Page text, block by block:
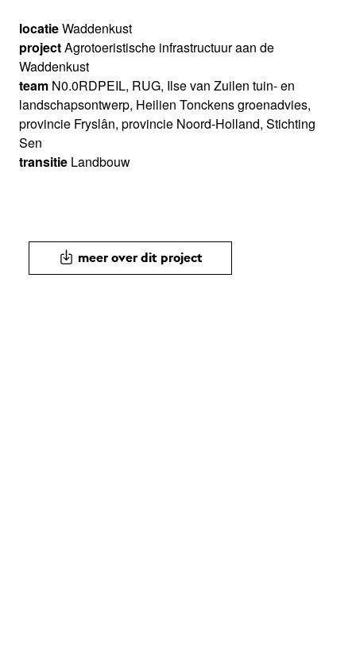
locatieWaddenkust
projectAgrotoeristische infrastructuur aan de
Waddenkust
team N0.0RDPEIL, RUG, Ilse van Zuilen tuin- en
landschapsontwerp, Heilien Tonckens groenadvies,
provincie Fryslân, provincie Noord-Holland, Stichting
Sen
transitie Landbouw
meer over dit project